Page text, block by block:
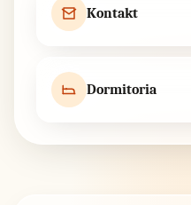
Kontakt
Dormitoria